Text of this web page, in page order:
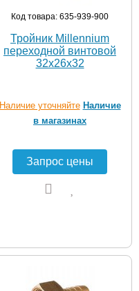
Код товара: 635-939-900
Тройник Мillennium
переходной винтовой
32х26х32
Наличие уточняйте Наличие
в магазинах